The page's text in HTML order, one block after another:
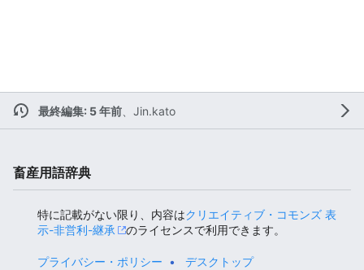
最終編集: 5 年前、 Jin.kato
畜産用語辞典
特に記載がない限り、内容はクリエイティブ・コモンズ 表
示-非営利-継承
のライセンスで利用できます。
プライバシー・ポリシー デスクトップ